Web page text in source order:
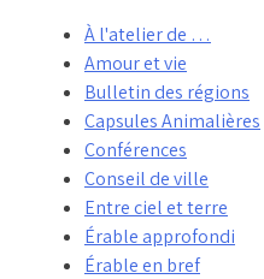
À l'atelier de …
Amour et vie
Bulletin des régions
Capsules Animalières
Conférences
Conseil de ville
Entre ciel et terre
Érable approfondi
Érable en bref